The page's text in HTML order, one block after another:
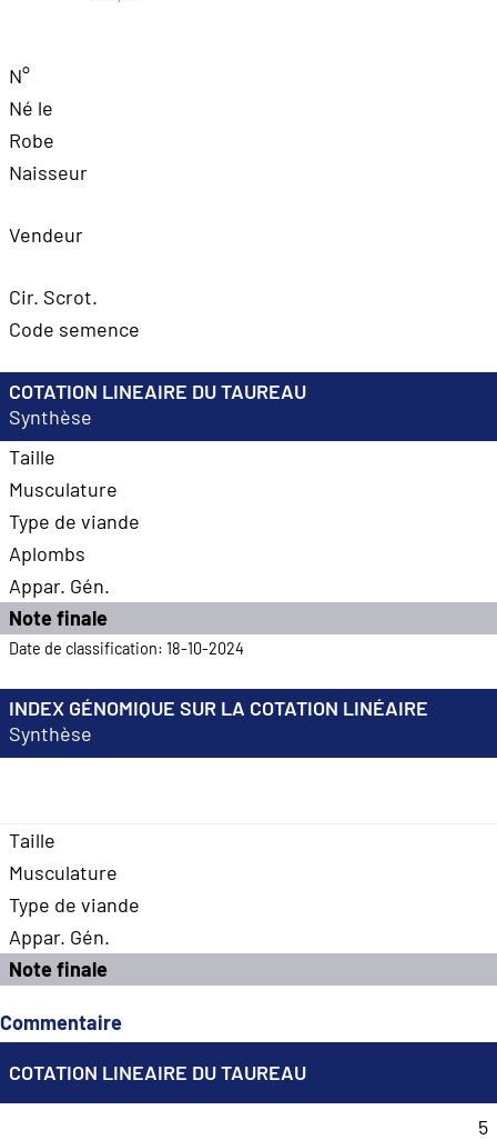
N°
Né le
Robe
Naisseur
Vendeur
Cir. Scrot.
Code semence
COTATION LINEAIRE DU TAUREAU
Synthèse
Taille
Musculature
Type de viande
Aplombs
Appar. Gén.
Note finale
Date de classification: 18-10-2024
INDEX GÉNOMIQUE SUR LA COTATION LINÉAIRE
Synthèse
Taille
Musculature
Type de viande
Appar. Gén.
Note finale
Commentaire
COTATION LINEAIRE DU TAUREAU
5